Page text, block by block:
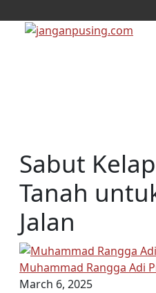
to
content
Sabut
Tanah
Jalan
Muhammad Rangga Adi
March 6, 2025